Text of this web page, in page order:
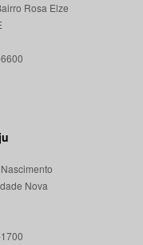
Rosa Elze
Nova